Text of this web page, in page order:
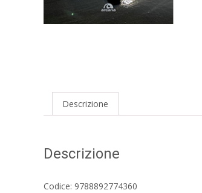
Descrizione
Descrizione
Codice: 9788892774360